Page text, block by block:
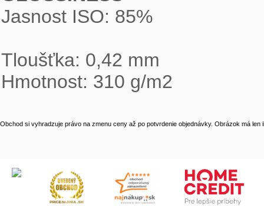
Jasnost ISO: 85%
Tloušťka: 0,42 mm
Hmotnost: 310 g/m2
Obchod si vyhradzuje právo na zmenu ceny až po potvrdenie objednávky. Obrázok má len